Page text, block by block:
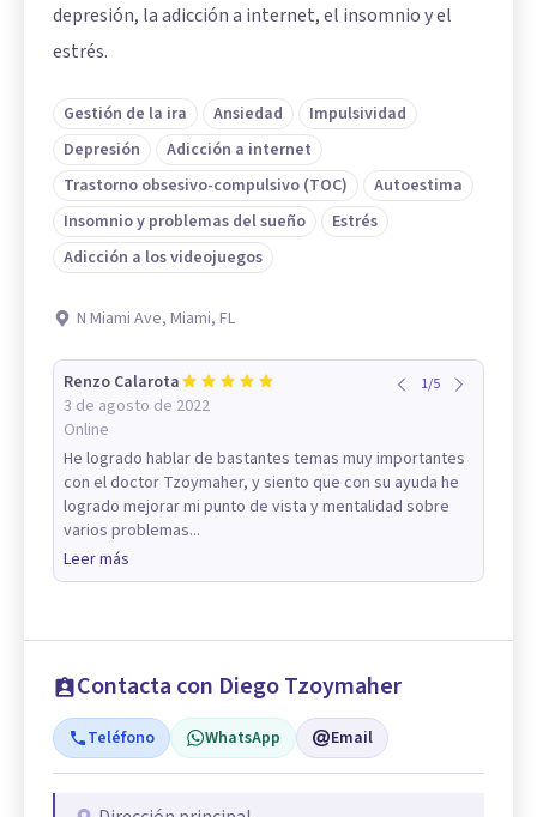
depresión, la adicción a internet, el insomnio y el
estrés.
Gestión de la ira Ansiedad
Impulsividad
Depresión
Adicción a internet
Trastorno obsesivo-compulsivo (TOC)
Autoestima
Insomnio y problemas del sueño
Estrés
Adicción a los videojuegos
N Miami Ave, Miami, FL
Renzo Calarota
3 de agosto de 2022
Online
1/5
He logrado hablar de bastantes temas muy importantes
con el doctor Tzoymaher, y siento que con su ayuda he
logrado mejorar mi punto de vista y mentalidad sobre
varios problemas...
Leer más
Contacta con Diego Tzoymaher
Teléfono WhatsApp Email